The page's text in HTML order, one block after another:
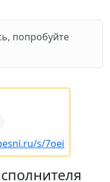
попробуйте
s/7oei